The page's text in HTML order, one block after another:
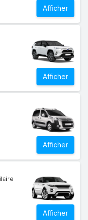
Afficher
Afficher
Afficher
Afficher